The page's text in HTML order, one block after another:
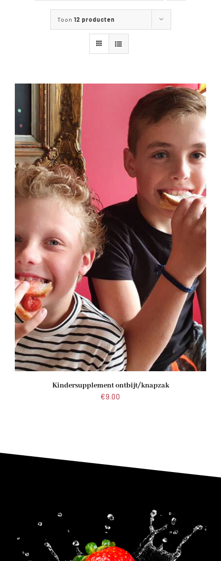
CONTACT
Toon 12 producten
Kindersupplement ontbijt/knapzak
€9.00